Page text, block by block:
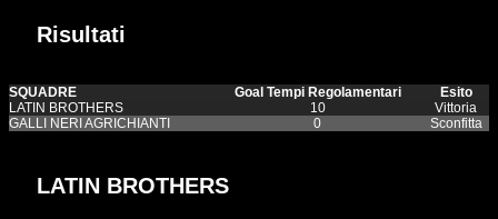
Risultati
SQUADRE Goal Tempi Regolamentari
Esito
LATIN BROTHERS
10
Vittoria
GALLI NERI AGRICHIANTI
0 Sconfitta
LATIN BROTHERS